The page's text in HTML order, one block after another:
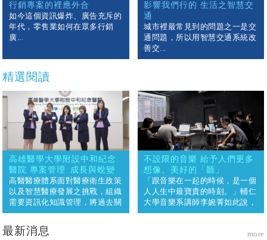
行銷專案的裡應外合
如今這個資訊爆炸、廣告充斥的
年代，零售業如何在眾多行銷
廣...
影響我們行的 生活之智慧交
通
城市裡最常見到的問題之一是交
通問題，所以用智慧交通系統改
善交...
精選閱讀
高雄醫學大學附設中和紀念
醫院 專案管理 成長與蛻變
高醫醫療體系面對醫療衛生政策
以及智慧醫療發展之挑戰，組織
需要資訊化知識管理，將過去關
鍵知識傳承、佐以人才培育制
度，才能減少重蹈覆轍及加速創
新。 有鑑於108年COVID-19疫
不設限的音樂 給予人們更多
想像、美好的「聽」
「跟音樂在一起的時候，是一個
人人生中最寶貴的時刻。」輔仁
大學音樂系講師李婉菁如此說，
而她作為音樂人有義務，也有責
際音樂獎項，同時亦為國內知名
最新消息 more